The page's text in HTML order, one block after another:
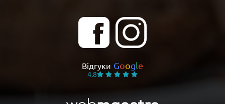
Відгуки Google
4.8